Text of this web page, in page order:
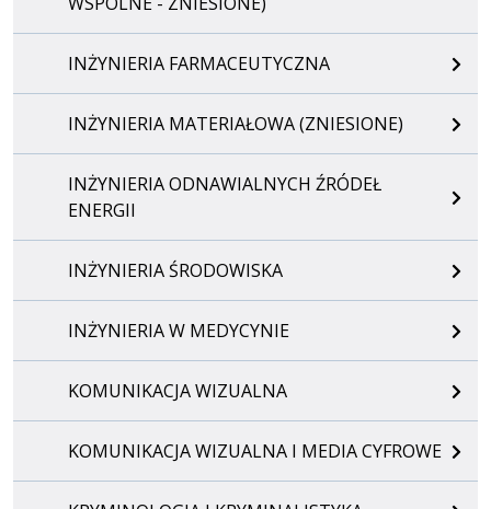
INŻYNIERIA FARMACEUTYCZNA
INŻYNIERIA MATERIAŁOWA (ZNIESIONE)
INŻYNIERIA ODNAWIALNYCH ŹRÓDEŁ
ENERGII
INŻYNIERIA ŚRODOWISKA
INŻYNIERIA W MEDYCYNIE
KOMUNIKACJA WIZUALNA
KOMUNIKACJA WIZUALNA I MEDIA CYFROWE